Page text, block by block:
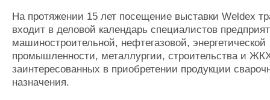
На протяжении 15 лет посещение выставки Weldex
входит в деловой календарь специалистов
машиностроительной, нефтегазовой, энергетической
промышленности, металлургии, строительства и
заинтересованных в приобретении продукции
назначения.